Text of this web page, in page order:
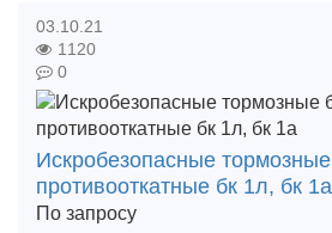
03.10.21
1120
0
Искробезопасные
противооткатные бк 1л, бк 1а
По запросу